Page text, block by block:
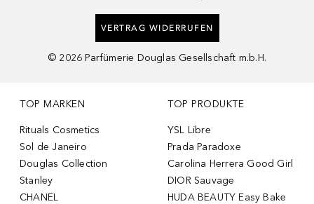
VERTRAG WIDERRUFEN
© 2026 Parfümerie Douglas Gesellschaft m.b.H.
TOP MARKEN
Rituals Cosmetics
Sol de Janeiro
Douglas Collection
Stanley
CHANEL
TOP PRODUKTE
YSL Libre
Prada Paradoxe
Carolina Herrera Good Girl
DIOR Sauvage
HUDA BEAUTY Easy Bake